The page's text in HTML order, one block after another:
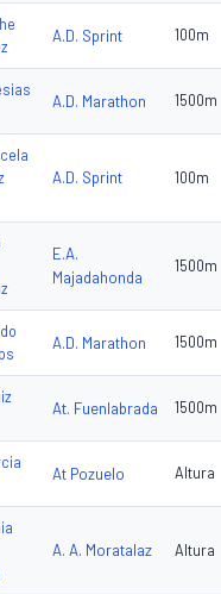
A.D. Sprint 100m
A.D. Marathon 1500m
A.D. Sprint 100m
E.A.
Majadahonda
1500m
A.D. Marathon 1500m
At. Fuenlabrada 1500m
At Pozuelo Altura
A. A. Moratalaz Altura